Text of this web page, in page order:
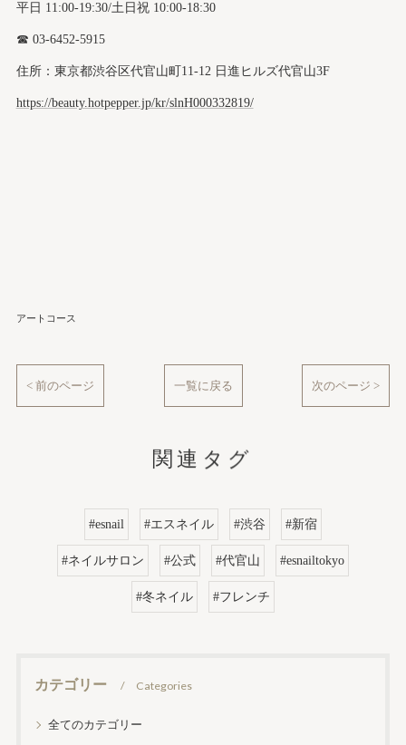
平日 11:00-19:30/土日祝 10:00-18:30
☎︎ 03-6452-5915
住所：東京都渋谷区代官山町11-12 日進ヒルズ代官山3F
https://beauty.hotpepper.jp/kr/slnH000332819/
アートコース
< 前のページ 一覧に戻る 次のページ >
関連タグ
#esnail #エスネイル #渋谷 #新宿
#ネイルサロン #公式 #代官山 #esnailtokyo
#冬ネイル #フレンチ
カテゴリー Categories
全てのカテゴリー